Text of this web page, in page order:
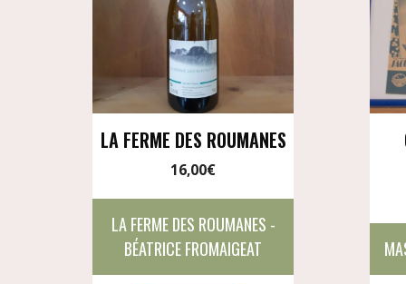
LA FERME DES ROUMANES
16,00€
LA FERME DES ROUMANES -
BÉATRICE FROMAIGEAT